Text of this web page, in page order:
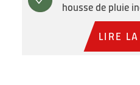
housse de pluie
LIRE